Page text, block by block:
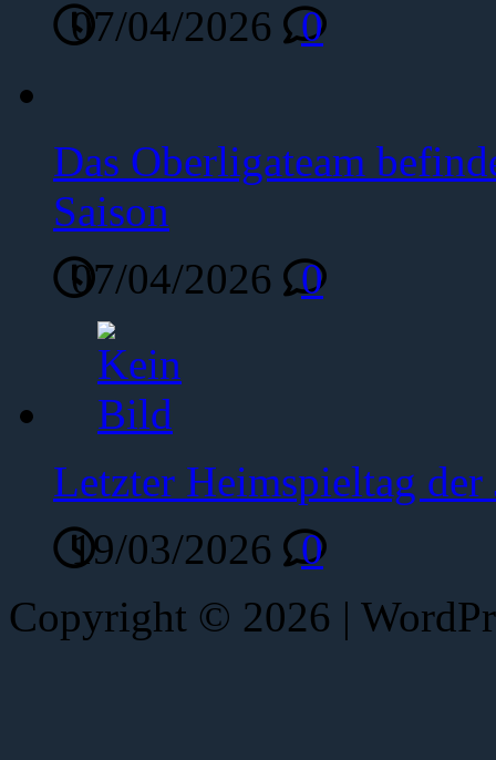
07/04/2026
0
Das Oberligateam
Saison
07/04/2026
0
Letzter Heimspieltag der
19/03/2026
0
Copyright © 2026 |